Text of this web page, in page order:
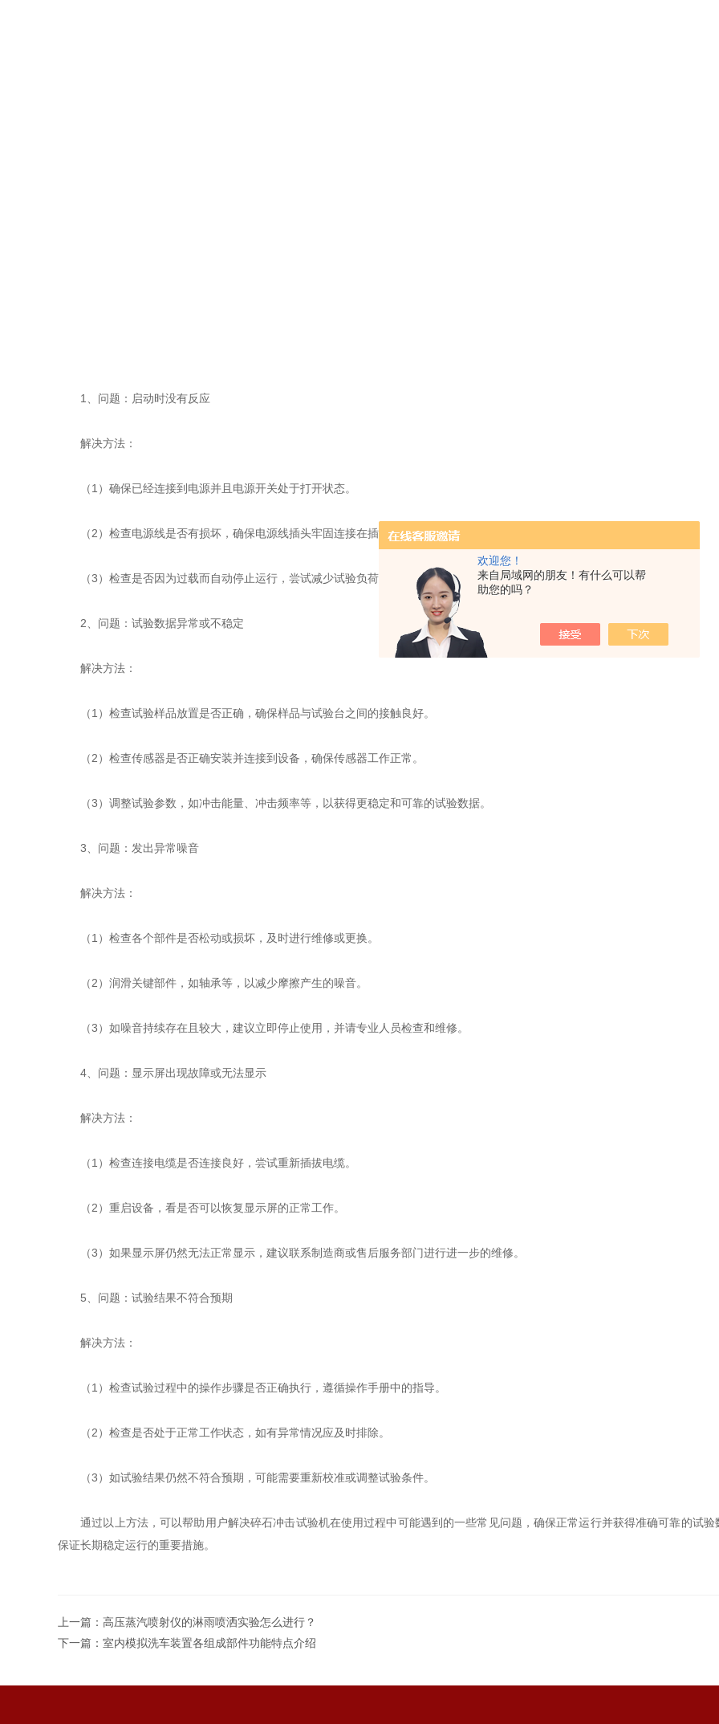
欢迎您！
来自局域网的朋友！有什么可以帮
助您的吗？
1、问题：启动时没有反应
解决方法：
（1）确保已经连接到电源并且电源开关处于打开状态。
（2）检查电源线是否有损坏，确保电源线插头牢固连接在插座上。
（3）检查是否因为过载而自动停止运行，尝试减少试验负荷后再次启动。
2、问题：试验数据异常或不稳定
解决方法：
（1）检查试验样品放置是否正确，确保样品与试验台之间的接触良好。
（2）检查传感器是否正确安装并连接到设备，确保传感器工作正常。
（3）调整试验参数，如冲击能量、冲击频率等，以获得更稳定和可靠的试验数据。
3、问题：发出异常噪音
解决方法：
（1）检查各个部件是否松动或损坏，及时进行维修或更换。
（2）润滑关键部件，如轴承等，以减少摩擦产生的噪音。
（3）如噪音持续存在且较大，建议立即停止使用，并请专业人员检查和维修。
4、问题：显示屏出现故障或无法显示
解决方法：
（1）检查连接电缆是否连接良好，尝试重新插拔电缆。
（2）重启设备，看是否可以恢复显示屏的正常工作。
（3）如果显示屏仍然无法正常显示，建议联系制造商或售后服务部门进行进一步的维修。
5、问题：试验结果不符合预期
解决方法：
（1）检查试验过程中的操作步骤是否正确执行，遵循操作手册中的指导。
（2）检查是否处于正常工作状态，如有异常情况应及时排除。
（3）如试验结果仍然不符合预期，可能需要重新校准或调整试验条件。
通过以上方法，可以帮助用户解决碎石冲击试验机在使用过程中可能遇到的一些常见问题，确保正常运行并获得准确可靠的试验
保证长期稳定运行的重要措施。
上一篇： 高压蒸汽喷射仪的淋雨喷洒实验怎么进行？
下一篇： 室内模拟洗车装置各组成部件功能特点介绍